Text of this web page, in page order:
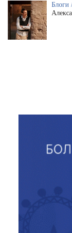
Блоги